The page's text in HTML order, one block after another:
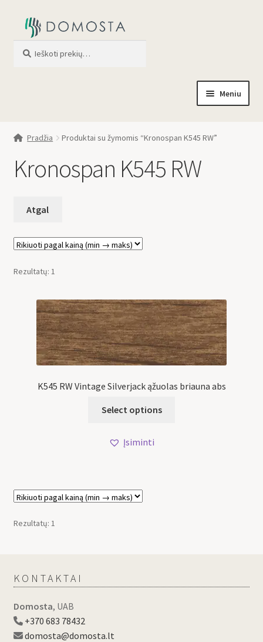
Meniu
Profilis
Pradžia Produktai su žymomis “Kronospan K545 RW”
Kronospan K545 RW
Rezultatų: 1
K545 RW Vintage Silverjack ąžuolas briauna abs
Select options
Įsiminti
Rezultatų: 1
KONTAKTAI
Domosta, UAB
+370 683 78432
domosta@domosta.lt